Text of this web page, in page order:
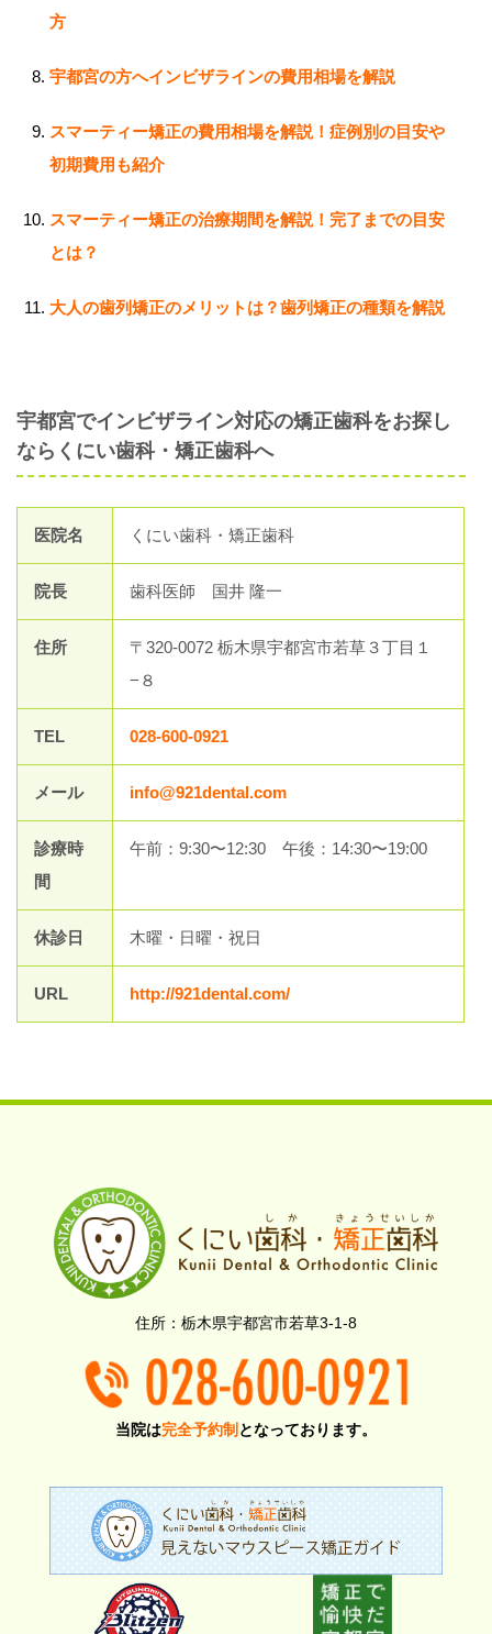
方
宇都宮の方へインビザラインの費用相場を解説
スマーティー矯正の費用相場を解説！症例別の目安や
初期費用も紹介
スマーティー矯正の治療期間を解説！完了までの目安
とは？
大人の歯列矯正のメリットは？歯列矯正の種類を解説
宇都宮でインビザライン対応の矯正歯科をお探し
ならくにい歯科・矯正歯科へ
医院名 くにい歯科・矯正歯科
院長 歯科医師 国井 隆一
住所
〒320-0072 栃木県宇都宮市若草３丁目１
−８
TEL 028-600-0921
メール info@921dental.com
診療時
間
午前：9:30〜12:30 午後：14:30〜19:00
休診日 木曜・日曜・祝日
URL http://921dental.com/
栃木県宇都宮市若草3-1-8
当院は完全予約制 となっております。